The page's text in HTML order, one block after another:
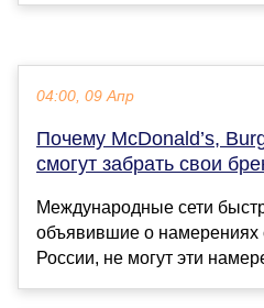
04:00, 09 Апр
Почему McDonald’s,
смогут забрать свои
Международные сети
объявившие о намерениях
России, не могут эти